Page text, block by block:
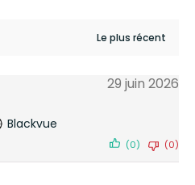
29 juin 2026
Blackvue
(0) (0)